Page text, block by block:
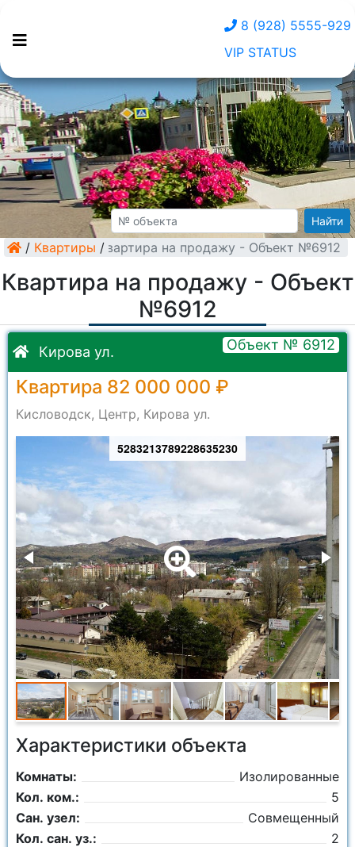
8 (928) 5555-929
VIP STATUS
Найти
/ Квартиры /
Квартира на продажу - Объект №6912
Квартира на продажу - Объект
№6912
Кирова ул. Объект № 6912
Квартира 82 000 000 ₽
Кисловодск, Центр, Кирова ул.
5283213789228635230
Характеристики объекта
Комнаты:
Изолированные
Кол. ком.:
5
Сан. узел:
Совмещенный
Кол. сан. уз.:
2